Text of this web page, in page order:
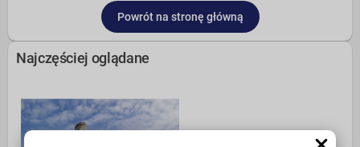
Najczęściej oglądane